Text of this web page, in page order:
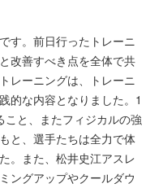
す。前日行ったトレーニ
改善すべき点を全体で共
レーニングは、トレーニ
的な内容となりました。1
と、またフィジカルの強
と、選手たちは全力で体
。また、松井史江アスレ
ングアップやクールダウ